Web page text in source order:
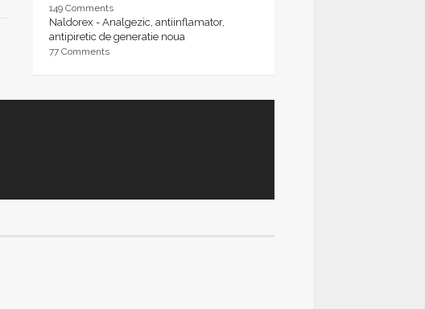
149 Comments
Naldorex - Analgezic, antiinflamator,
antipiretic de generatie noua
77 Comments